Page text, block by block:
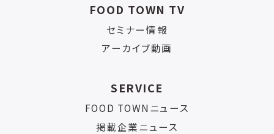
FOOD TOWN TV
セミナー情報
アーカイブ動画
SERVICE
FOOD TOWNニュース
掲載企業ニュース